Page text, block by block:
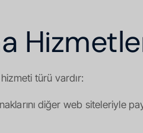
türü vardır:
diğer web siteleriyle